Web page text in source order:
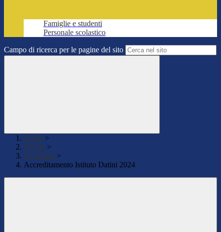
Famiglie e studenti
Personale scolastico
Campo di ricerca per le pagine del sito
Home >
Novità >
Le notizie >
Accreditamento Istituto Datini 2024